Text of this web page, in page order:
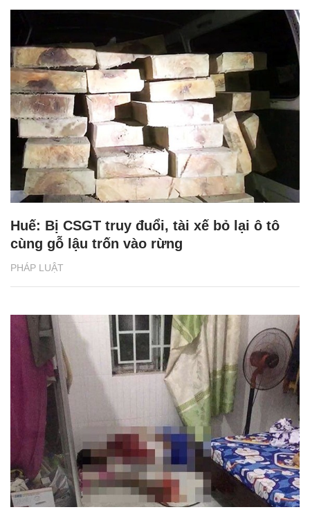
PHÁP LUẬT
Huế: Bị CSGT truy đuổi, tài xế bỏ lại ô tô
cùng gỗ lậu trốn vào rừng